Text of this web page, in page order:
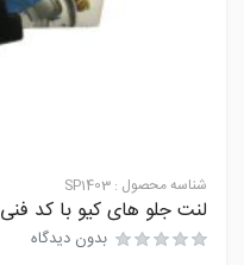
شناسه محصول : SP1403
لنت جلو های کیو با کد فنی SP1403
بدون دیدگاه